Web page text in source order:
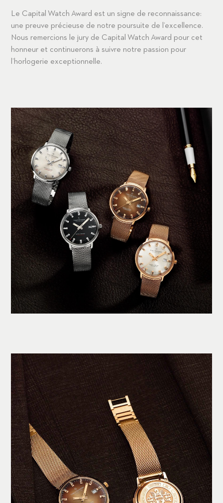
Le Capital Watch Award est un signe de reconnaissance:
une preuve précieuse de notre poursuite de l’excellence.
Nous remercions le jury de Capital Watch Award pour cet
honneur et continuerons à suivre notre passion pour
l’horlogerie exceptionnelle.